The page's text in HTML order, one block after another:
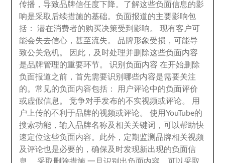
传播 ， 导致品牌信任度下降。 了解这些负面信息的影
响是采取后续措施的基础。负面报道的主要影响包
括 ：潜在消费者的购买决策受到影响。现有客户可
能会失去信心 ，甚至流失。品牌形象受损 ， 可能导
致公关危机。 因此 ， 及时处理并删除这些负面内容
是品牌管理的重要环节。识别负面内容 在开始删除
负面报道之前 ，首先需要识别哪些内容是需要关注
的。常见的负面内容包括 ： 用户评论中的负面评价
或虚假信息 。竞争对手发布的不实视频或评论。 用
户上传的不利于品牌的视频或评论。使用YouTube的
搜索功能 ，输入品牌名称及相关关键词 ， 可以帮助快
速定位这些负面内容。 此外 ， 定期监测品牌相关视频
及评论也是必要的 ，确保及时发现新出现的负面信